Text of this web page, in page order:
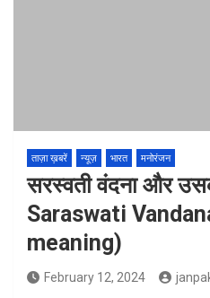
ताज़ा ख़बरें न्यूज़ भारत मनोरंजन
सरस्वती वंदना और
Saraswati
meaning)
February 12, 2024